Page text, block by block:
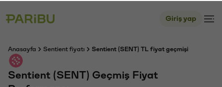
Giriş yap
Anasayfa Sentient fiyatı Sentient (SENT) TL fiyat geçmişi
Sentient (SENT) Geçmiş Fiyat